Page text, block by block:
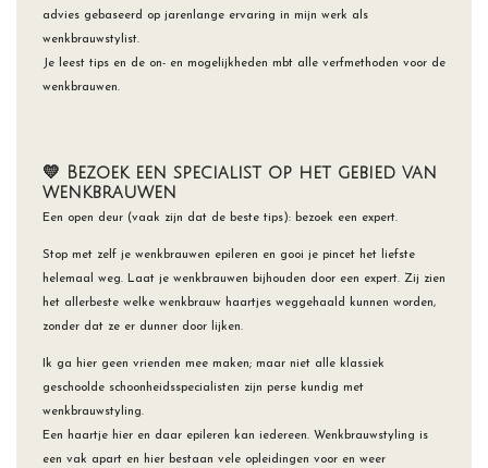
advies gebaseerd op jarenlange ervaring in mijn werk als
wenkbrauwstylist.
Je leest tips en de on- en mogelijkheden mbt alle verfmethoden voor de
wenkbrauwen.
💛 Bezoek een specialist op het gebied van
wenkbrauwen
Een open deur (vaak zijn dat de beste tips): bezoek een expert.
Stop met zelf je wenkbrauwen epileren en gooi je pincet het liefste
helemaal weg. Laat je wenkbrauwen bijhouden door een expert. Zij zien
het allerbeste welke wenkbrauw haartjes weggehaald kunnen worden,
zonder dat ze er dunner door lijken.
Ik ga hier geen vrienden mee maken; maar niet alle klassiek
geschoolde schoonheidsspecialisten zijn perse kundig met
wenkbrauwstyling.
Een haartje hier en daar epileren kan iedereen. Wenkbrauwstyling is
een vak apart en hier bestaan vele opleidingen voor en weer